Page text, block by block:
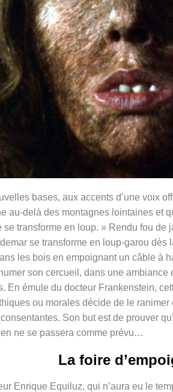
bases, aux accents d’une voix
au-delà des montagnes lointaines et
se transforme en loup. » Rendu fou de
se transforme en loup-garou dès
les bois en empoignant un câble à
son cercueil, dans une
En émule du docteur Frankenstein,
ou morales décide de le ranimer
Son but est de prouver
ne se passera comme prévu…
La foire
Enrique Equiluz, qui n’aura eu le